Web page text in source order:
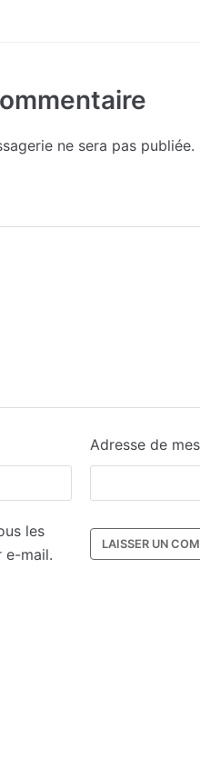
ne sera pas publiée.
Adresse de
les
e-mail.